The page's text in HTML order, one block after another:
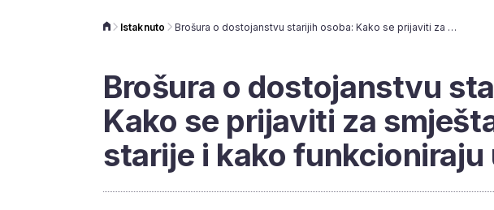
Istaknuto Brošura o dostojanstvu starijih osoba: Kako se prijaviti za smještaj u dom za starije i kako funkcioniraju usluge doma?
Brošura o dostojanstvu
Kako se prijaviti za
starije i kako funkcioniraju